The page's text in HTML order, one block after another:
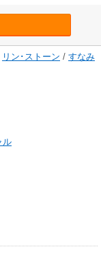
リン･ストーン / すなみ
ル